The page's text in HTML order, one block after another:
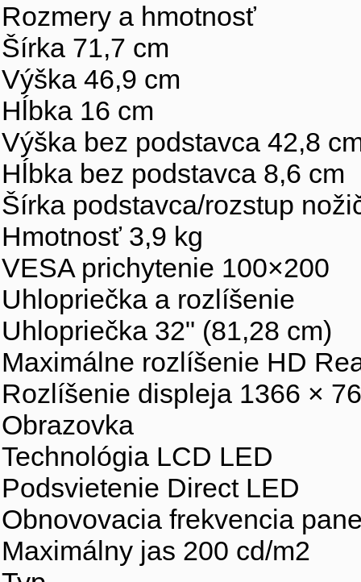
Rozmery a hmotnosť
Šírka 71,7 cm
Výška 46,9 cm
Hĺbka 16 cm
Výška bez podstavca 42,8
Hĺbka bez podstavca 8,6 cm
Šírka podstavca/rozstup
Hmotnosť 3,9 kg
VESA prichytenie 100×200
Uhlopriečka a rozlíšenie
Uhlopriečka 32" (81,28 cm)
Maximálne rozlíšenie HD
Rozlíšenie displeja 1366 ×
Obrazovka
Technológia LCD LED
Podsvietenie Direct LED
Obnovovacia frekvencia
Maximálny jas 200 cd/m2